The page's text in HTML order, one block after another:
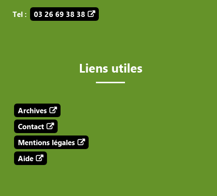
Tel : 03 26 69 38 38
Liens utiles
Archives
Contact
Mentions légales
Aide